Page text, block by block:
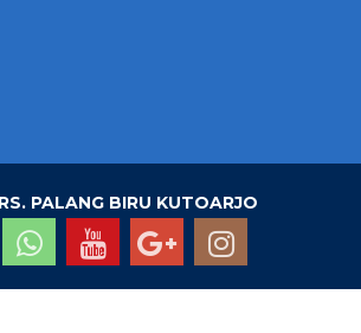
PALANG BIRU KUTOARJO